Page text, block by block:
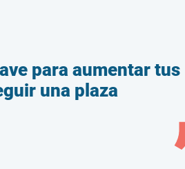
para aumentar tus
una plaza